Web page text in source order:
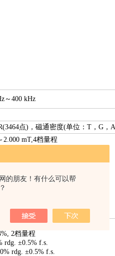
的朋友！有什么可以帮
～400 kHz
点)，磁通密度(单位：T，G，
mT,4档量程
mT, 4档量程
时: 50Hz～100kHz
2档量程
2档量程
rdg. ±0.5% f.s.
rdg. ±0.5% f.s.